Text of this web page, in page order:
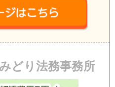
どり法務事務所